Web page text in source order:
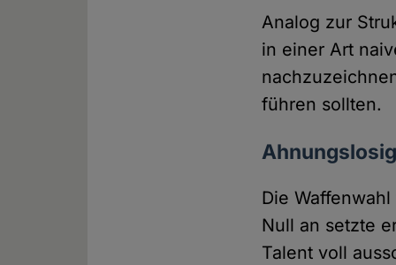
Analog zur
in einer Art
führen sollten.
Die
Null an setzte
Talent voll